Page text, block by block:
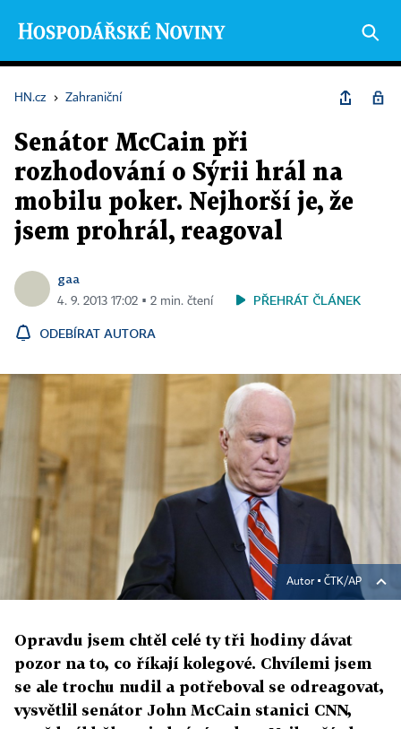
HN.cz › Zahraniční
Senátor McCain při
rozhodování o Sýrii hrál na
mobilu poker. Nejhorší je, že
jsem prohrál, reagoval
gaa
4. 9. 2013 17:02 ▪ 2 min. čtení PŘEHRÁT ČLÁNEK
ODEBÍRAT AUTORA
Autor ▪ ČTK/AP
Opravdu jsem chtěl celé ty tři hodiny dávat
pozor na to, co říkají kolegové. Chvílemi jsem
se ale trochu nudil a potřeboval se odreagovat,
vysvětlil senátor John McCain stanici CNN,